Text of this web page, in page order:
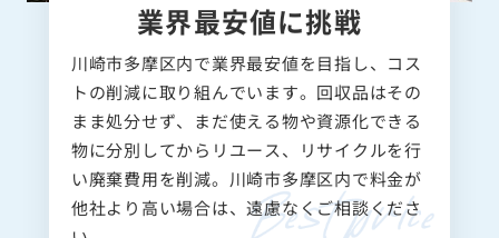
業界最安値に挑戦
川崎市多摩区内で業界最安値を目指し、コス
トの削減に取り組んでいます。回収品はその
まま処分せず、まだ使える物や資源化できる
物に分別してからリユース、リサイクルを行
い廃棄費用を削減。川崎市多摩区内で料金が
他社より高い場合は、遠慮なくご相談くださ